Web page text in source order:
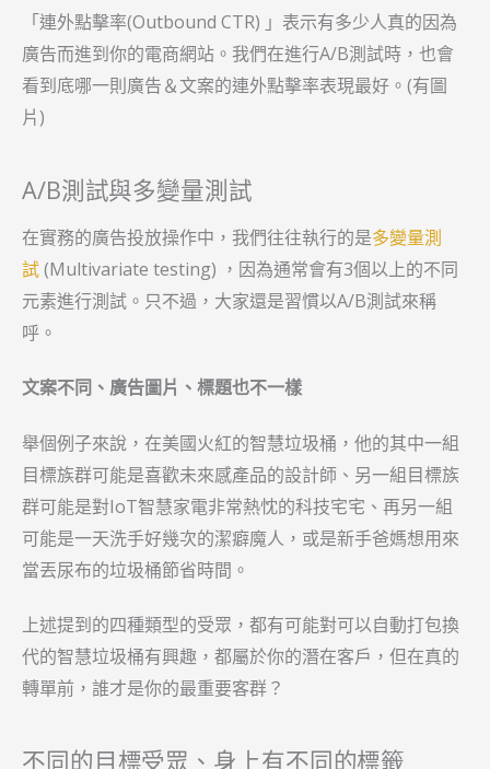
「連外點擊率(Outbound CTR) 」表示有多少人真的因為
廣告而進到你的電商網站。我們在進行A/B測試時，也會
看到底哪一則廣告＆文案的連外點擊率表現最好。(有圖
片)
A/B測試與多變量測試
在實務的廣告投放操作中，我們往往執行的是多變量測
試(Multivariate testing) ，因為通常會有3個以上的不同
元素進行測試。只不過，大家還是習慣以A/B測試來稱
呼。
文案不同、廣告圖片、標題也不一樣
舉個例子來說，在美國火紅的智慧垃圾桶，他的其中一組
目標族群可能是喜歡未來感產品的設計師、另一組目標族
群可能是對IoT智慧家電非常熱忱的科技宅宅、再另一組
可能是一天洗手好幾次的潔癖魔人，或是新手爸媽想用來
當丟尿布的垃圾桶節省時間。
上述提到的四種類型的受眾，都有可能對可以自動打包換
代的智慧垃圾桶有興趣，都屬於你的潛在客戶，但在真的
轉單前，誰才是你的最重要客群？
不同的目標受眾、身上有不同的標籤